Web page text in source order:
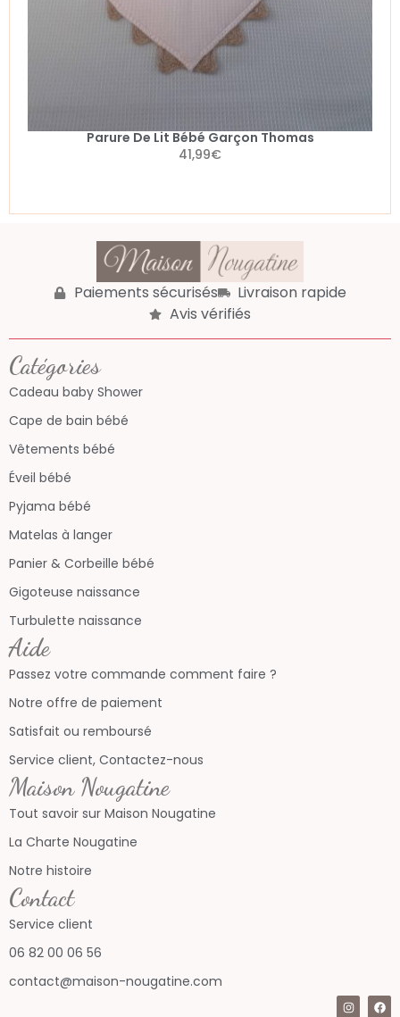
Parure De Lit Bébé Garçon Thomas
41,99€
Paiements sécurisés
Livraison rapide
Avis vérifiés
Catégories
Cadeau baby Shower
Cape de bain bébé
Vêtements bébé
Éveil bébé
Pyjama bébé
Matelas à langer
Panier & Corbeille bébé
Gigoteuse naissance
Turbulette naissance
Aide
Passez votre commande comment faire ?
Notre offre de paiement
Satisfait ou remboursé
Service client, Contactez-nous
Maison Nougatine
Tout savoir sur Maison Nougatine
La Charte Nougatine
Notre histoire
Contact
Service client
06 82 00 06 56
contact@maison-nougatine.com